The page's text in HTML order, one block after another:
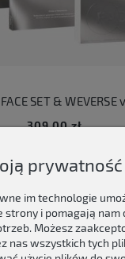
SET & WEVERSE
309,00 zł
Do koszyka
prywatność
im technologie
strony i pomagają nam
Możesz
nas wszystkich tych